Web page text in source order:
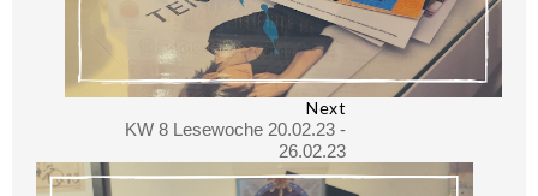
Next
KW 8 Lesewoche 20.02.23 -
26.02.23